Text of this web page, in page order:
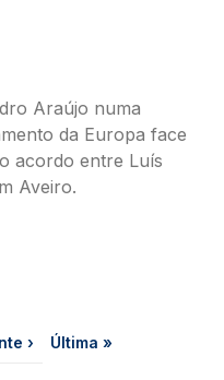
Araújo numa
da Europa face
acordo entre Luís
Aveiro.
página
› Última página
Última »